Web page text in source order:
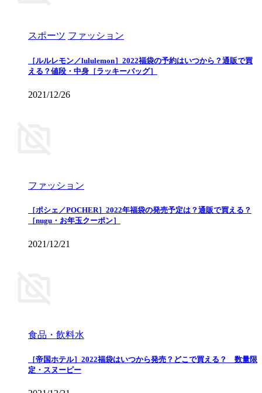
スポーツ ファッション
［ルルレモン／lululemon］2022福袋の予約はいつから？通販で買
える？値段・中身［ラッキーバッグ］
2021/12/26
ファッション
［ポシェ／POCHER］2022年福袋の発売予定は？通販で買える？
［nugu・お年玉クーポン］
2021/12/21
食品・飲料水
［帝国ホテル］2022福袋はいつから発売？どこで買える？ 数量限
定・スヌーピー